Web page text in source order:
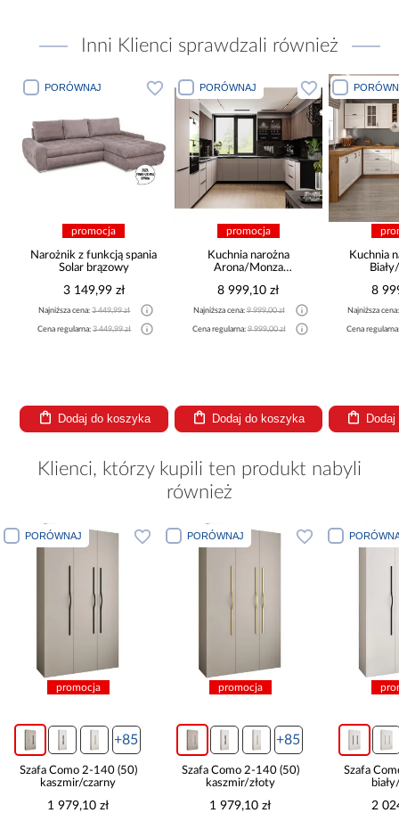
Inni Klienci sprawdzali również
PORÓWNAJ
promocja
Narożnik z funkcją spania
Solar brązowy
3 149,99 zł
Najniższa cena:3 449,99 zł
Cena regularna:3 449,99 zł
Dodaj do koszyka
PORÓWNAJ
promocja
Kuchnia narożna
Arona/Monza
8 999,10 zł
Najniższa cena:9 999,00 zł
Cena regularna:9 999,00 zł
Dodaj do koszyka
Kuchnia
8
Najniższa
Cena
Klienci, którzy kupili ten produkt nabyli
również
PORÓWNAJ
promocja
+85
Szafa Como 2-140 (50)
kaszmir/czarny
1 979,10 zł
PORÓWNAJ
promocja
+85
Szafa Como 2-140 (50)
kaszmir/złoty
1 979,10 zł
Szafa
2